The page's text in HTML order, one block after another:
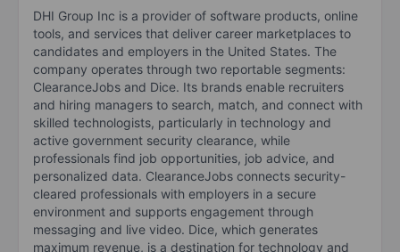
DHI Group Inc is a provider of software products, online
tools, and services that deliver career marketplaces to
candidates and employers in the United States. The
company operates through two reportable segments:
ClearanceJobs and Dice. Its brands enable recruiters
and hiring managers to search, match, and connect with
skilled technologists, particularly in technology and
active government security clearance, while
professionals find job opportunities, job advice, and
personalized data. ClearanceJobs connects security-
cleared professionals with employers in a secure
environment and supports engagement through
messaging and live video. Dice, which generates
maximum revenue, is a destination for technology and